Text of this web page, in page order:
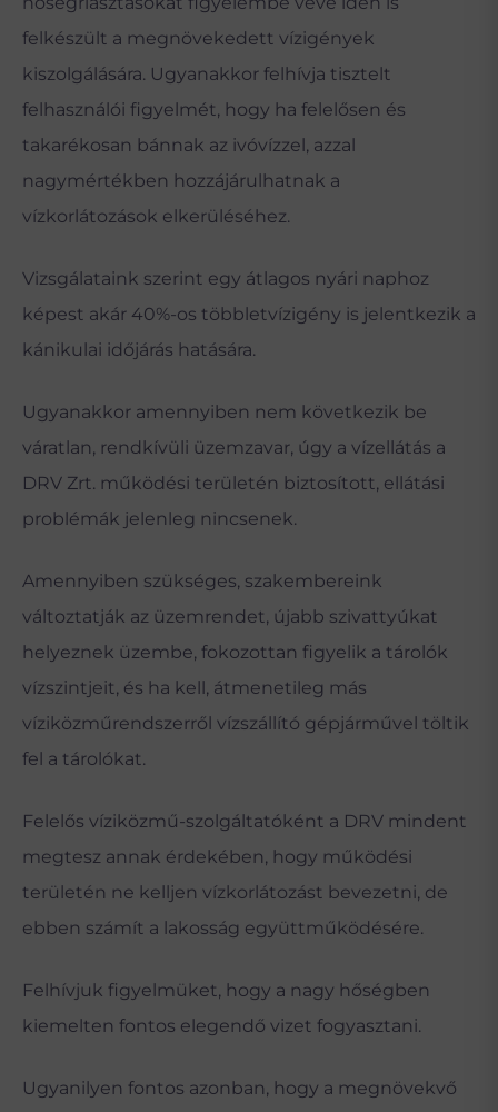
felkészült a megnövekedett vízigények
kiszolgálására. Ugyanakkor felhívja tisztelt
felhasználói figyelmét, hogy ha felelősen és
takarékosan bánnak az ivóvízzel, azzal
nagymértékben hozzájárulhatnak a
vízkorlátozások elkerüléséhez.
Vizsgálataink szerint egy átlagos nyári naphoz
képest akár 40%-os többletvízigény is jelentkezik a
kánikulai időjárás hatására.
Ugyanakkor amennyiben nem következik be
váratlan, rendkívüli üzemzavar, úgy a vízellátás a
DRV Zrt. működési területén biztosított, ellátási
problémák jelenleg nincsenek.
Amennyiben szükséges, szakembereink
változtatják az üzemrendet, újabb szivattyúkat
helyeznek üzembe, fokozottan figyelik a tárolók
vízszintjeit, és ha kell, átmenetileg más
víziközműrendszerről vízszállító gépjárművel töltik
fel a tárolókat.
Felelős víziközmű-szolgáltatóként a DRV mindent
megtesz annak érdekében, hogy működési
területén ne kelljen vízkorlátozást bevezetni, de
ebben számít a lakosság együttműködésére.
Felhívjuk figyelmüket, hogy a nagy hőségben
kiemelten fontos elegendő vizet fogyasztani.
Ugyanilyen fontos azonban, hogy a megnövekvő